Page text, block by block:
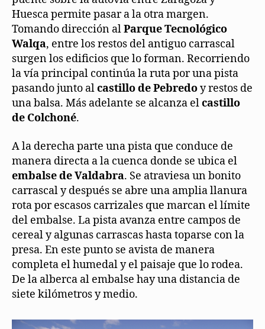
Huesca permite pasar a la otra margen.
Tomando dirección alParque Tecnológico
Walqa, entre los restos del antiguo carrascal
surgen los edificios que lo forman. Recorriendo
la vía principal continúa la ruta por una pista
pasando junto alcastillo de Pebredoy restos de
una balsa. Más adelante se alcanza elcastillo
de Colchoné.
A la derecha parte una pista que conduce de
manera directa a la cuenca donde se ubica el
embalse de Valdabra. Se atraviesa un bonito
carrascal y después se abre una amplia llanura
rota por escasos carrizales que marcan el límite
del embalse. La pista avanza entre campos de
cereal y algunas carrascas hasta toparse con la
presa. En este punto se avista de manera
completa el humedal y el paisaje que lo rodea.
De la alberca al embalse hay una distancia de
siete kilómetros y medio.